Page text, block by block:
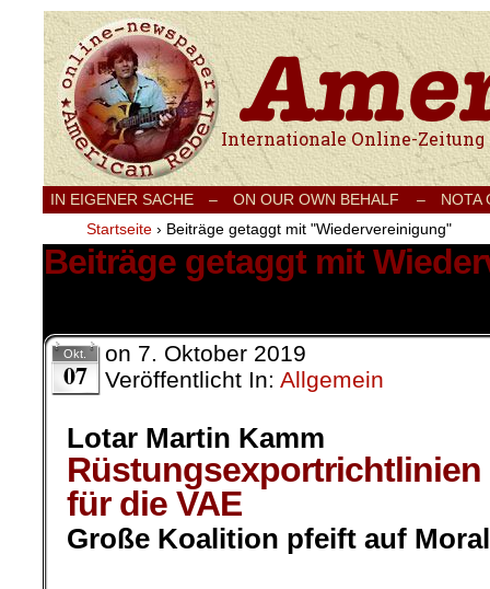
Internationale Onlinezeitung für Frieden,
IN EIGENER SACHE – ON OUR OWN BEHALF –
NOTA
Startseite › Beiträge getaggt mit "Wiedervereinigung"
Beiträge getaggt mit
Okt.
07
on 7. Oktober 2019
Veröffentlicht In: Allgemein
Lotar Martin Kamm
für die VAE
Große Koalition pfeift auf